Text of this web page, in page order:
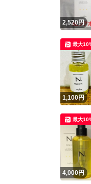
2,520円
1,100円
最大
4,000円
最大